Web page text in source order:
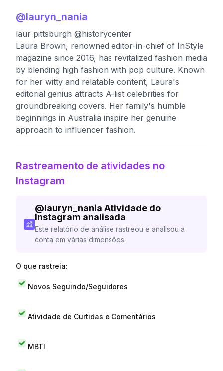
@lauryn_nania
laur pittsburgh @historycenter
Laura Brown, renowned editor-in-chief of InStyle
magazine since 2016, has revitalized fashion media
by blending high fashion with pop culture. Known
for her witty and relatable content, Laura's
editorial genius attracts A-list celebrities for
groundbreaking covers. Her family's humble
beginnings in Australia inspire her genuine
approach to influencer fashion.
Rastreamento de atividades no
Instagram
@lauryn_nania Atividade do
Instagram analisada
Este relatório de análise rastreou e analisou a
conta em várias dimensões.
O que rastreia:
Novos Seguindo/Seguidores
Atividade de Curtidas e Comentários
MBTI